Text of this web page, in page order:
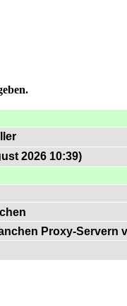
2026 10:39)
Proxy-Servern